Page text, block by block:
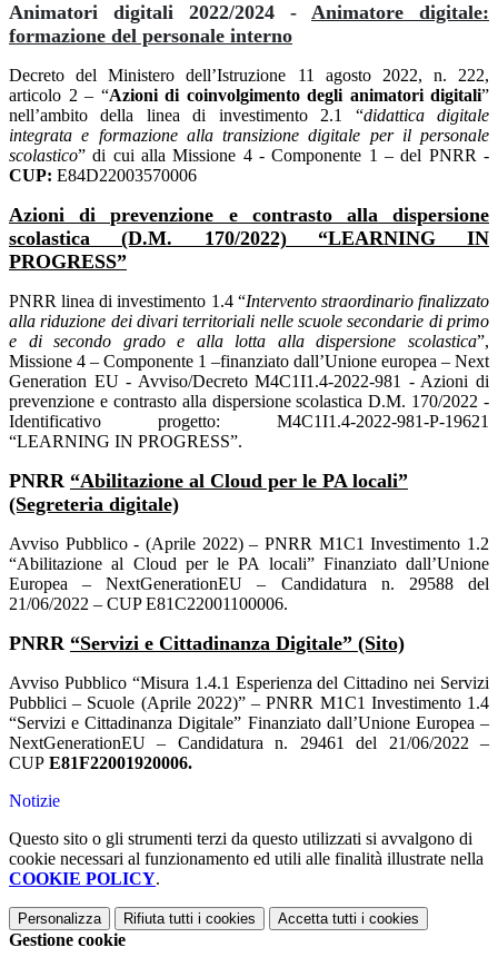
Animatori digitali 2022/2024 - Animatore digitale:
formazione del personale interno
Decreto del Ministero dell’Istruzione 11 agosto 2022, n. 222,
articolo 2 – “Azioni di coinvolgimento degli animatori digitali”
nell’ambito della linea di investimento 2.1 “didattica digitale
integrata e formazione alla transizione digitale per il personale
scolastico” di cui alla Missione 4 - Componente 1 – del PNRR -
CUP: E84D22003570006
Azioni di prevenzione e contrasto alla dispersione
scolastica (D.M. 170/2022) “LEARNING IN
PROGRESS”
PNRR linea di investimento 1.4 “Intervento straordinario finalizzato
alla riduzione dei divari territoriali nelle scuole secondarie di primo
e di secondo grado e alla lotta alla dispersione scolastica”,
Missione 4 – Componente 1 –finanziato dall’Unione europea – Next
Generation EU - Avviso/Decreto M4C1I1.4-2022-981 - Azioni di
prevenzione e contrasto alla dispersione scolastica D.M. 170/2022 -
Identificativo progetto: M4C1I1.4-2022-981-P-19621
“LEARNING IN PROGRESS”.
PNRR “Abilitazione al Cloud per le PA locali”
(Segreteria digitale)
Avviso Pubblico - (Aprile 2022) – PNRR M1C1 Investimento 1.2
“Abilitazione al Cloud per le PA locali” Finanziato dall’Unione
Europea – NextGenerationEU – Candidatura n. 29588 del
21/06/2022 – CUP E81C22001100006.
PNRR “Servizi e Cittadinanza Digitale” (Sito)
Avviso Pubblico “Misura 1.4.1 Esperienza del Cittadino nei Servizi
Pubblici – Scuole (Aprile 2022)” – PNRR M1C1 Investimento 1.4
“Servizi e Cittadinanza Digitale” Finanziato dall’Unione Europea –
NextGenerationEU – Candidatura n. 29461 del 21/06/2022 –
CUP E81F22001920006.
Notizie
Questo sito o gli strumenti terzi da questo utilizzati si avvalgono di
cookie necessari al funzionamento ed utili alle finalità illustrate nella
COOKIE POLICY.
Personalizza Rifiuta tutti i cookies Accetta tutti i cookies
Gestione cookie